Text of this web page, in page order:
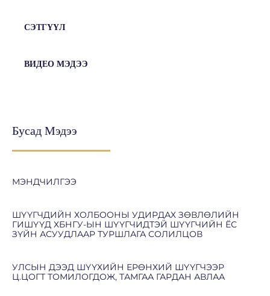
СЭТГҮҮЛ
ВИДЕО МЭДЭЭ
Бусад Мэдээ
МЭНДЧИЛГЭЭ
ШҮҮГЧДИЙН ХОЛБООНЫ УДИРДАХ ЗӨВЛӨЛИЙН
ГИШҮҮД ХБНГУ-ЫН ШҮҮГЧИДТЭЙ ШҮҮГЧИЙН ЁС
ЗҮЙН АСУУДЛААР ТУРШЛАГА СОЛИЛЦОВ
УЛСЫН ДЭЭД ШҮҮХИЙН ЕРӨНХИЙ ШҮҮГЧЭЭР
Ц.ЦОГТ ТОМИЛОГДОЖ, ТАМГАА ГАРДАН АВЛАА